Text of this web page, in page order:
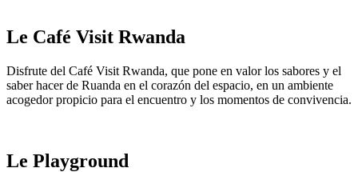
Le Café Visit Rwanda
Disfrute del Café Visit Rwanda, que pone en valor los sabores y el
saber hacer de Ruanda en el corazón del espacio, en un ambiente
acogedor propicio para el encuentro y los momentos de convivencia.
Le Playground